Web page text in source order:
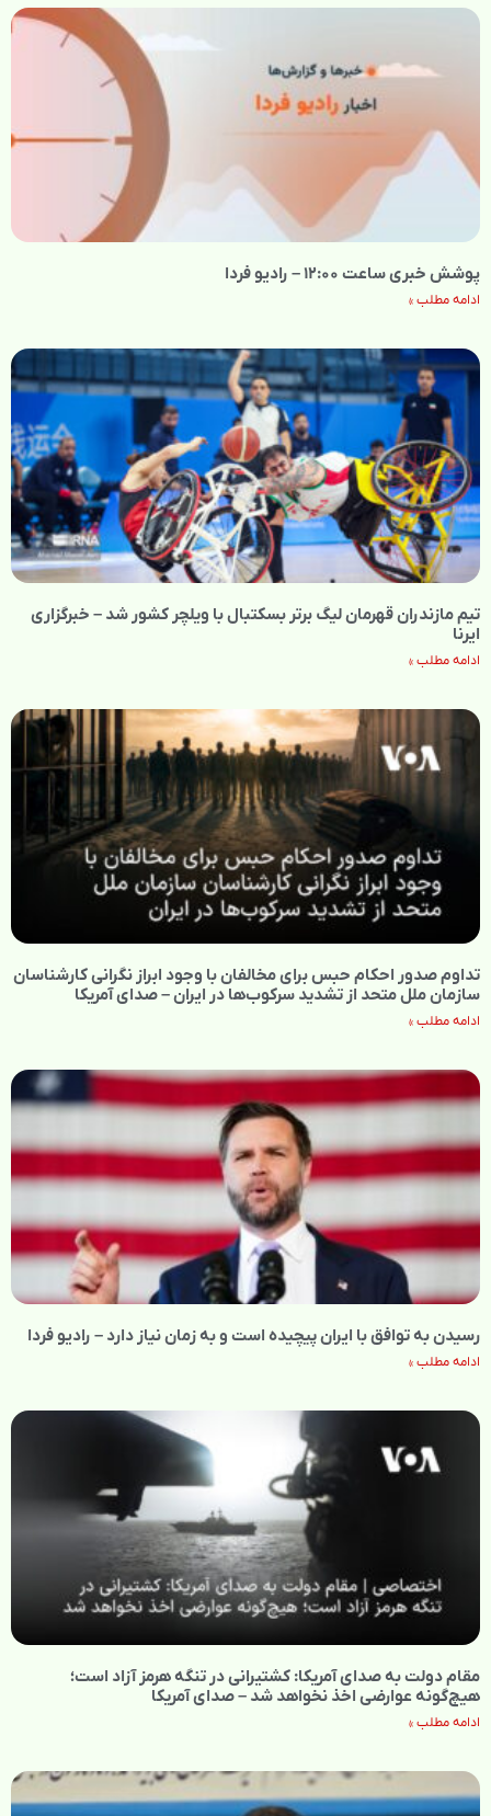
پوشش خبری ساعت ۱۲:۰۰ – رادیو فردا
ادامه مطلب »
تیم مازندران قهرمان لیگ برتر بسکتبال با ویلچر کشور شد – خبرگزاری
ایرنا
ادامه مطلب »
تداوم صدور احکام حبس برای مخالفان با وجود ابراز نگرانی کارشناسان
سازمان ملل متحد از تشدید سرکوب‌ها در ایران – صدای آمریکا
ادامه مطلب »
رسیدن به توافق با ایران پیچیده است و به زمان نیاز دارد – رادیو فردا
ادامه مطلب »
مقام دولت به صدای آمریکا: کشتیرانی در تنگه هرمز آزاد است؛
هیچ‌گونه عوارضی اخذ نخواهد شد – صدای آمریکا
ادامه مطلب »